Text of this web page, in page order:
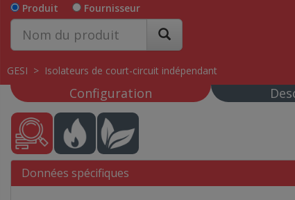
Produit Fournisseur
GESI > Isolateurs de court-circuit indépendant
Configuration
Données spécifiques